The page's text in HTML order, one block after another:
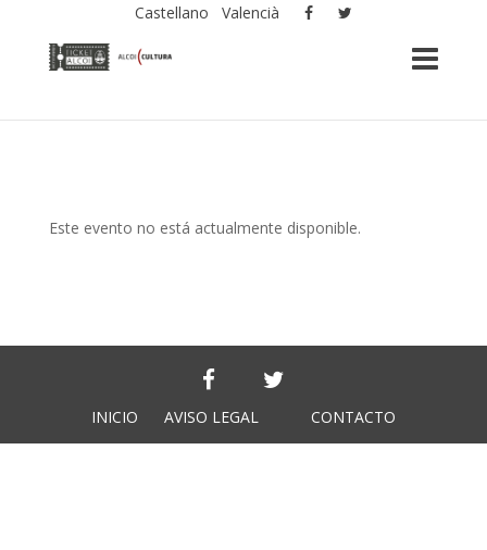
Castellano Valencià
Este evento no está actualmente disponible.
INICIO AVISO LEGAL CONTACTO